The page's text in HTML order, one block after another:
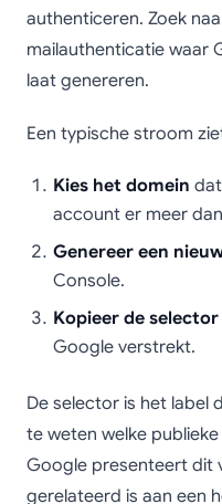
authenticeren. Zoek
mailauthenticatie waar
laat genereren.
Een typische stroom
Kies het domein
account er meer
Genereer een
Console.
Kopieer de
Google verstrekt.
De selector is het label
te weten welke
Google presenteert dit
gerelateerd is aan een